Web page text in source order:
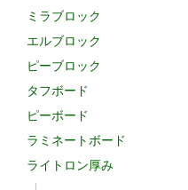
ミラブロック
エルブロック
ピーブロック
タフボード
ピーボード
ラミネートボード
ライトロン厚み